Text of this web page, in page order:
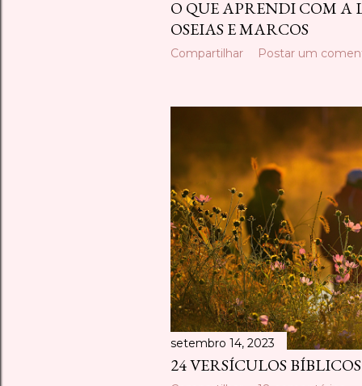
O QUE APRENDI COM
OSEIAS E MARCOS
Compartilhar Postar um
setembro 14, 2023
24 VERSÍCULOS